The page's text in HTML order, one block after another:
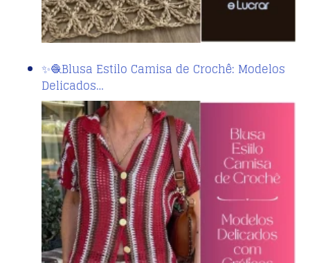
✨🧶Blusa Estilo Camisa de Crochê: Modelos
Delicados…